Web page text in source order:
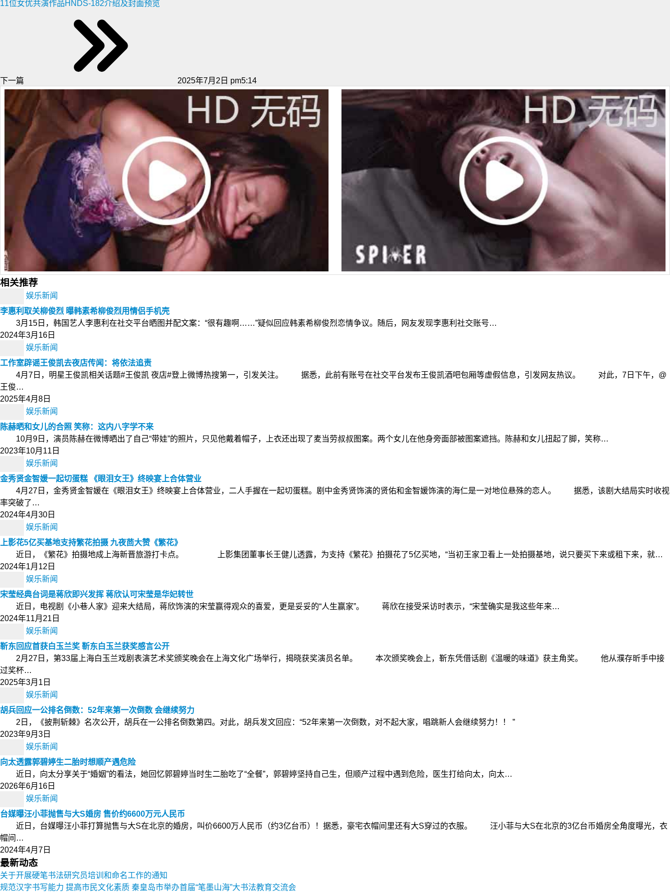
11位女优共演作品HNDS-182介绍及封面预览
下一篇 2025年7月2日 pm5:14
相关推荐
娱乐新闻
李惠利取关柳俊烈 曝韩素希柳俊烈用情侣手机壳
3月15日，韩国艺人李惠利在社交平台晒图并配文案：“很有趣啊……”疑似回应韩素希柳俊烈恋情争议。随后，网友发现李惠利社交账号…
2024年3月16日
娱乐新闻
工作室辟谣王俊凯去夜店传闻：将依法追责
4月7日，明星王俊凯相关话题#王俊凯 夜店#登上微博热搜第一，引发关注。 据悉，此前有账号在社交平台发布王俊凯酒吧包厢等虚假信息，引发网友热议。 对此，7日下午，@
王俊…
2025年4月8日
娱乐新闻
陈赫晒和女儿的合照 笑称：这内八字学不来
10月9日，演员陈赫在微博晒出了自己“带娃”的照片，只见他戴着帽子，上衣还出现了麦当劳叔叔图案。两个女儿在他身旁面部被图案遮挡。陈赫和女儿扭起了脚，笑称…
2023年10月11日
娱乐新闻
金秀贤金智媛一起切蛋糕 《眼泪女王》终映宴上合体营业
4月27日，金秀贤金智媛在《眼泪女王》终映宴上合体营业，二人手握在一起切蛋糕。剧中金秀贤饰演的贤佑和金智媛饰演的海仁是一对地位悬殊的恋人。 据悉，该剧大结局实时收视
率突破了…
2024年4月30日
娱乐新闻
上影花5亿买基地支持繁花拍摄 九夜茴大赞《繁花》
近日，《繁花》拍摄地成上海新晋旅游打卡点。 上影集团董事长王健儿透露，为支持《繁花》拍摄花了5亿买地，“当初王家卫看上一处拍摄基地，说只要买下来或租下来，就…
2024年1月12日
娱乐新闻
宋莹经典台词是蒋欣即兴发挥 蒋欣认可宋莹是华妃转世
近日，电视剧《小巷人家》迎来大结局，蒋欣饰演的宋莹赢得观众的喜爱，更是妥妥的“人生赢家”。 蒋欣在接受采访时表示，“宋莹确实是我这些年来…
2024年11月21日
娱乐新闻
靳东回应首获白玉兰奖 靳东白玉兰获奖感言公开
2月27日，第33届上海白玉兰戏剧表演艺术奖颁奖晚会在上海文化广场举行，揭晓获奖演员名单。 本次颁奖晚会上，靳东凭借话剧《温暖的味道》获主角奖。 他从濮存昕手中接
过奖杯…
2025年3月1日
娱乐新闻
胡兵回应一公排名倒数：52年来第一次倒数 会继续努力
2日，《披荆斩棘》名次公开，胡兵在一公排名倒数第四。对此，胡兵发文回应：“52年来第一次倒数，对不起大家，唱跳新人会继续努力！！ ”
2023年9月3日
娱乐新闻
向太透露郭碧婷生二胎时想顺产遇危险
近日，向太分享关于“婚姻”的看法，她回忆郭碧婷当时生二胎吃了“全餐”，郭碧婷坚持自己生，但顺产过程中遇到危险，医生打给向太，向太…
2026年6月16日
娱乐新闻
台媒曝汪小菲抛售与大S婚房 售价约6600万元人民币
近日，台媒曝汪小菲打算抛售与大S在北京的婚房，叫价6600万人民币（约3亿台币）！据悉，豪宅衣帽间里还有大S穿过的衣服。 汪小菲与大S在北京的3亿台币婚房全角度曝光，衣
帽间…
2024年4月7日
最新动态
关于开展硬笔书法研究员培训和命名工作的通知
规范汉字书写能力 提高市民文化素质 秦皇岛市举办首届“笔墨山海”大书法教育交流会